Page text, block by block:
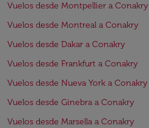
Vuelos desde Montpellier a Conakry
Vuelos desde Montreal a Conakry
Vuelos desde Dakar a Conakry
Vuelos desde Frankfurt a Conakry
Vuelos desde Nueva York a Conakry
Vuelos desde Ginebra a Conakry
Vuelos desde Marsella a Conakry